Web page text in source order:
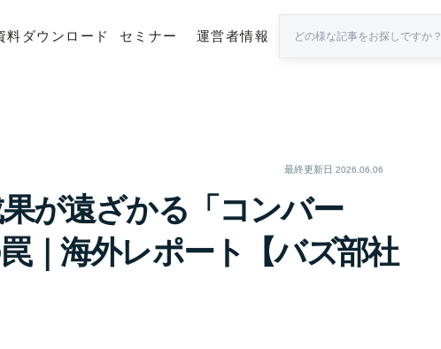
料ダウンロード セミナー 運営者情報
最終更新日 2026.06.06
が遠ざかる「コンバー
｜海外レポート【バズ部社